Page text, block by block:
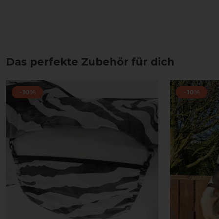
Das perfekte Zubehör für dich
-10% -10%